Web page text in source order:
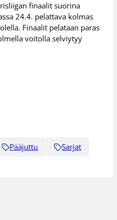
finaalit suorina
24.4. pelattava kolmas
Finaalit pelataan paras
voitolla selviytyy
Pääjuttu Sarjat